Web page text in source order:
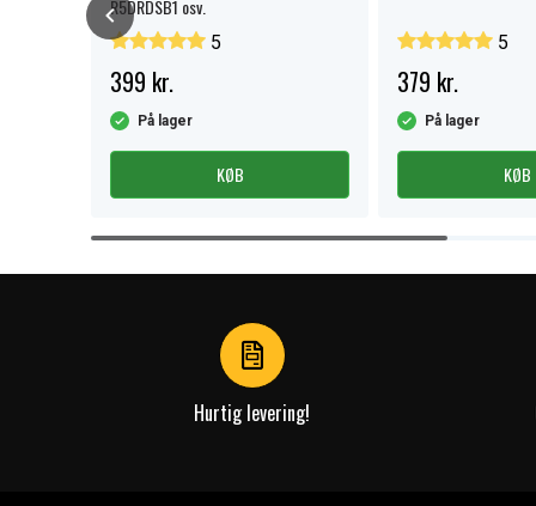
R5DRDSB1 osv.
5
399 kr.
På lager
KØB
5
379 kr.
På lager
KØB
Item
Hurtig levering!